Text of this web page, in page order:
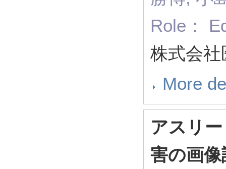
Role：
株式会
More
アスリ
害の画